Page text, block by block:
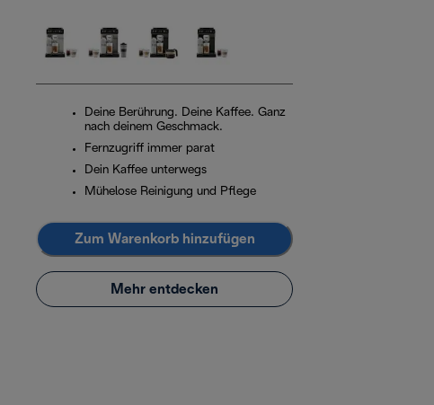
Deine Berührung. Deine Kaffee. Ganz
nach deinem Geschmack.
Fernzugriff immer parat
Dein Kaffee unterwegs
Mühelose Reinigung und Pflege
Zum Warenkorb hinzufügen
Mehr entdecken